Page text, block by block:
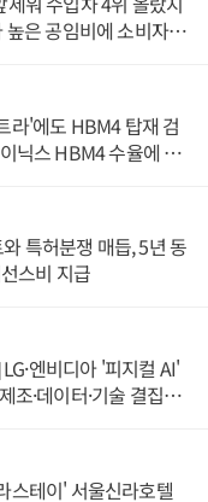
높은 공임비에 소비자
라'에도 HBM4 탑재 검
닉스 HBM4 수율에 주
특허분쟁 매듭, 5년 동
스비 지급
엔비디아 '피지컬 AI'
조·데이터·기술 결집
스테이' 서울신라호텔